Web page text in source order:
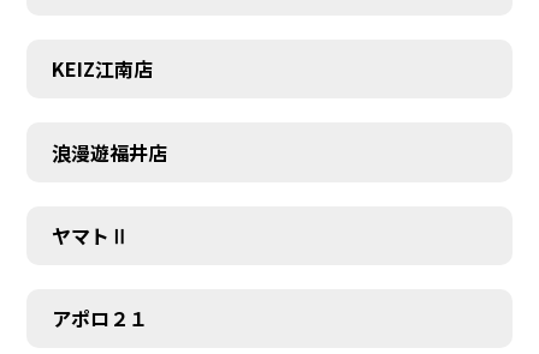
KEIZ江南店
浪漫遊福井店
ヤマトⅡ
アポロ２１